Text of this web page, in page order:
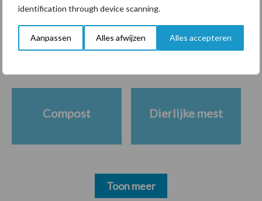
identification through device scanning.
Aanpassen Alles afwijzen Alles accepteren
Themapagina's
Diergezondheid Bemesting Fokkerij
Compost Dierlijke mest
Toon meer